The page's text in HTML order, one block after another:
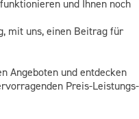
und Ihnen noch
mit uns, einen Beitrag für
Angeboten und entdecken
Preis-Leistungs-